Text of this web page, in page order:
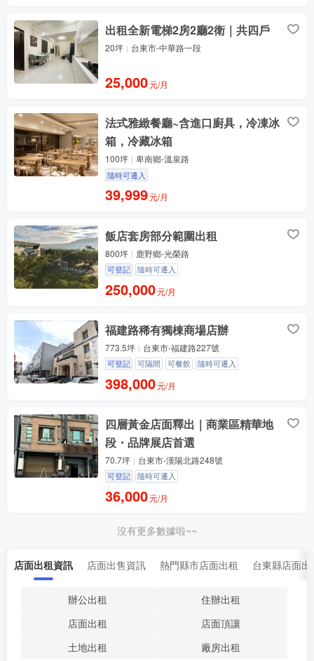
出租全新電梯2房2廳2衛｜共四戶
20坪 台東市-中華路一段
25,000元/月
法式雅緻餐廳~含進口廚具，冷凍冰
箱，冷藏冰箱
100坪 卑南鄉-溫泉路
隨時可遷入
39,999元/月
飯店套房部分範圍出租
800坪 鹿野鄉-光榮路
可登記 隨時可遷入
250,000元/月
福建路稀有獨棟商場店辦
773.5坪 台東市-福建路227號
可登記 可隔間 可餐飲 隨時可遷入
398,000元/月
四層黃金店面釋出｜商業區精華地
段・品牌展店首選
70.7坪 台東市-漢陽北路248號
可登記 隨時可遷入
36,000元/月
沒有更多數據啦~~
店面出租資訊 店面出售資訊 熱門縣市店面出租 台東縣店面出
辦公出租
住辦出租
店面出租
店面頂讓
土地出租
廠房出租